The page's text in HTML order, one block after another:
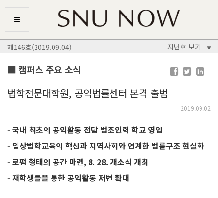
제146호(2019.09.04) 지난호 보기 ▼
■ 캠퍼스 주요 소식
법학전문대학원, 공익법률센터 본격 출범
2019.09.02
- 국내 최초의 공익활동 전담 법조인력 학교 영입
- 임상법학교육의 혁신과 지역사회와 연계한 법률구조 현실화
- 로펌 형태의 공간 마련, 8. 28. 개소식 개최
- 재학생들을 통한 공익활동 저변 확대